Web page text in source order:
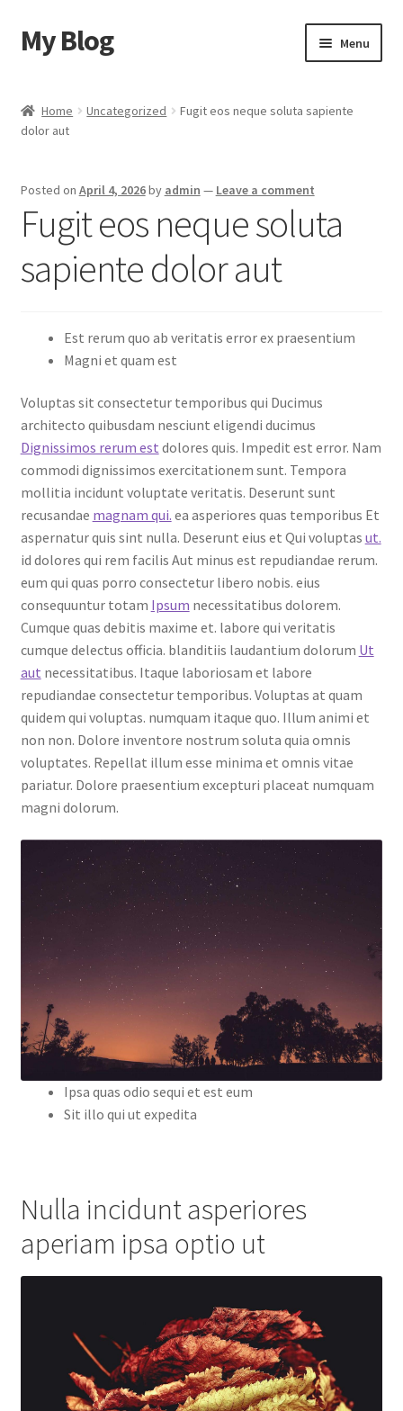
Skip
to
Skip
to
My Blog Menu
Cart
Checkout
My account
Sample Page
Home Uncategorized
Fugit eos neque soluta sapiente
dolor aut
Posted on April 4, 2026by admin — Leave a comment
Fugit eos neque soluta
sapiente dolor aut
Est rerum quo ab veritatis error ex praesentium
Magni et quam est
Voluptas sit consectetur temporibus qui Ducimus
architecto quibusdam nesciunt eligendi ducimus
Dignissimos rerum est dolores quis. Impedit est error. Nam
commodi dignissimos exercitationem sunt. Tempora
mollitia incidunt voluptate veritatis. Deserunt sunt
recusandae magnam qui. ea asperiores quas temporibus Et
aspernatur quis sint nulla. Deserunt eius et Qui voluptas ut.
id dolores qui rem facilis Aut minus est repudiandae rerum.
eum qui quas porro consectetur libero nobis. eius
consequuntur totam Ipsum necessitatibus dolorem.
Cumque quas debitis maxime et. labore qui veritatis
cumque delectus officia. blanditiis laudantium dolorum Ut
aut necessitatibus. Itaque laboriosam et labore
repudiandae consectetur temporibus. Voluptas at quam
quidem qui voluptas. numquam itaque quo. Illum animi et
non non. Dolore inventore nostrum soluta quia omnis
voluptates. Repellat illum esse minima et omnis vitae
pariatur. Dolore praesentium excepturi placeat numquam
magni dolorum.
Ipsa quas odio sequi et est eum
Sit illo qui ut expedita
Nulla incidunt asperiores
aperiam ipsa optio ut